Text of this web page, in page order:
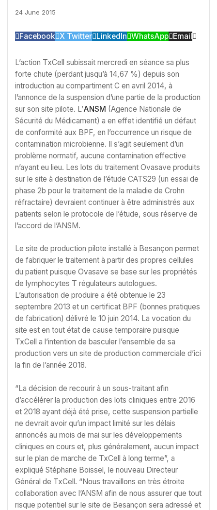
24 June 2015
Facebook X Twitter LinkedIn WhatsApp Email
L’action TxCell subissait mercredi en séance sa plus
forte chute (perdant jusqu’à 14,67 %) depuis son
introduction au compartiment C en avril 2014, à
l’annonce de la suspension d’une partie de la production
sur son site pilote. L’ANSM (Agence Nationale de
Sécurité du Médicament) a en effet identifié un défaut
de conformité aux BPF, en l’occurrence un risque de
contamination microbienne. Il s’agit seulement d’un
problème normatif, aucune contamination effective
n’ayant eu lieu. Les lots du traitement Ovasave produits
sur le site à destination de l’étude CATS29 (un essai de
phase 2b pour le traitement de la maladie de Crohn
réfractaire) devraient continuer à être administrés aux
patients selon le protocole de l’étude, sous réserve de
l’accord de l’ANSM.
Le site de production pilote installé à Besançon permet
de fabriquer le traitement à partir des propres cellules
du patient puisque Ovasave se base sur les propriétés
de lymphocytes T régulateurs autologues.
L’autorisation de produire a été obtenue le 23
septembre 2013 et un certificat BPF (bonnes pratiques
de fabrication) délivré le 10 juin 2014. La vocation du
site est en tout état de cause temporaire puisque
TxCell a l’intention de basculer l’ensemble de sa
production vers un site de production commerciale d’ici
la fin de l’année 2018.
“La décision de recourir à un sous-traitant afin
d’accélérer la production des lots cliniques entre 2016
et 2018 ayant déjà été prise, cette suspension partielle
ne devrait avoir qu’un impact limité sur les délais
annoncés au mois de mai sur les développements
cliniques en cours et, plus généralement, aucun impact
sur le plan de marche de TxCell à long terme”, a
expliqué Stéphane Boissel, le nouveau Directeur
Général de TxCell. “Nous travaillons en très étroite
collaboration avec l’ANSM afin de nous assurer que tout
risque potentiel sur le site de Besançon sera adressé et